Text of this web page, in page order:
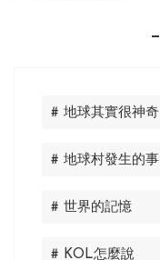
# 地球其實很神奇
# 地球村發生的事
# 世界的記憶
# KOL怎麼說